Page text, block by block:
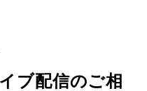
ブ配信のご相